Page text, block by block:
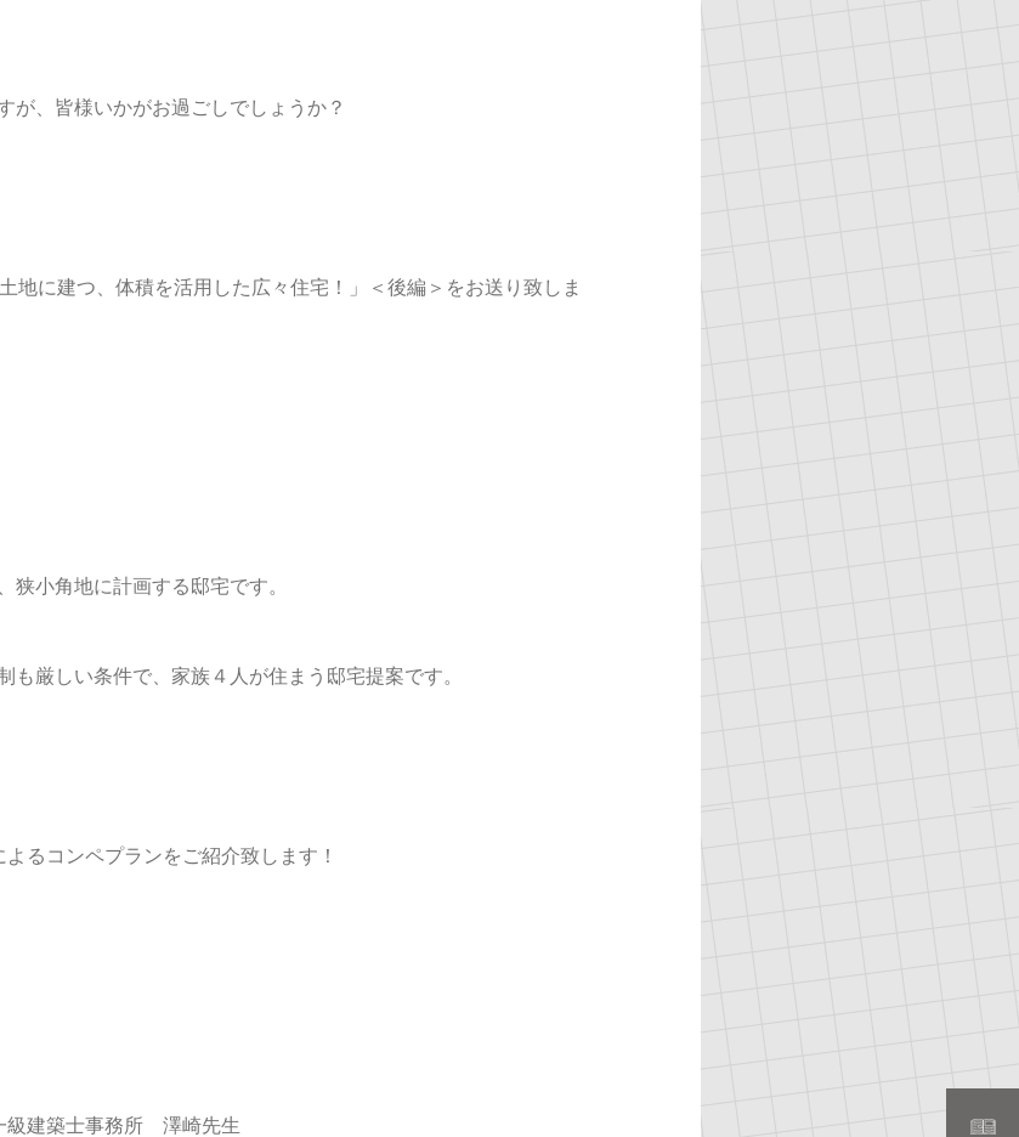
が、皆様いかがお過ごしでしょうか？
地に建つ、体積を活用した広々住宅！」＜後編＞をお送り致しま
狭小角地に計画する邸宅です。
も厳しい条件で、家族４人が住まう邸宅提案です。
るコンペプランをご紹介致します！
級建築士事務所 澤崎先生